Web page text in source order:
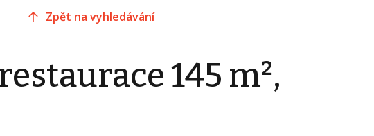
Zpět na vyhledávání
145 m²,